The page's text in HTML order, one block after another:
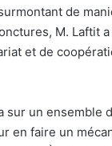
de
M. Laftit a
et de
sur un ensemble
en faire un